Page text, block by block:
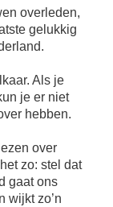
overleden,
gelukkig
Als je
je er niet
hebben.
over
zo: stel dat
gaat ons
wijkt zo’n